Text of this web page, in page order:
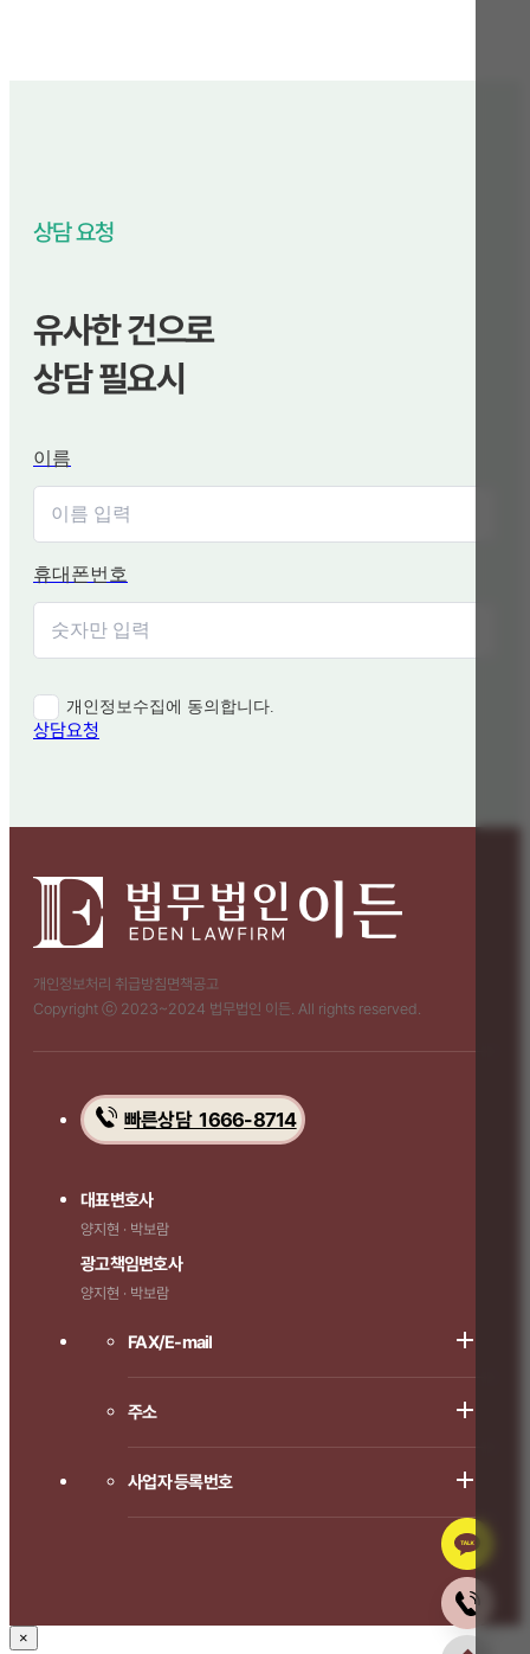
상담 요청
유사한 건으로
상담 필요시
이름
휴대폰번호
개인정보수집에 동의합니다.
상담요청
개인정보처리 취급방침 면책공고
Copyright ⓒ 2023~2024 법무법인 이든. All rights reserved.
빠른상담 1666-8714
대표변호사
양지현 · 박보람
광고책임변호사
양지현 · 박보람
FAX/E-mail
주소
사업자 등록번호
×